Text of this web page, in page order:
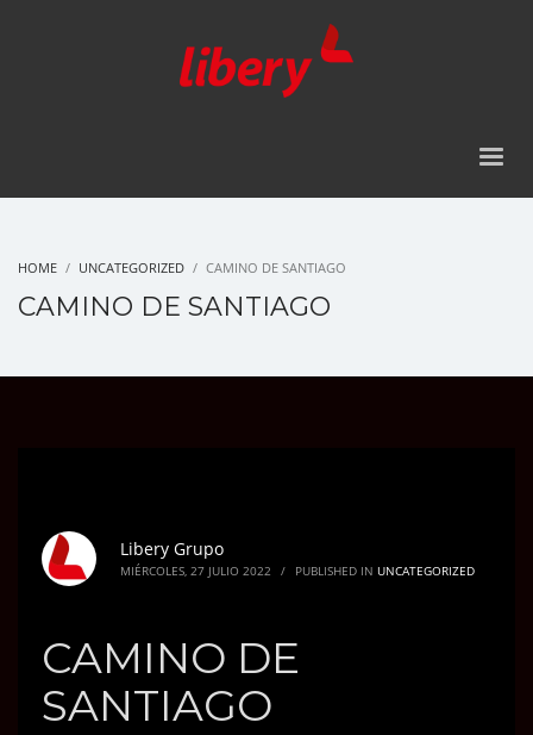
HOME UNCATEGORIZED CAMINO DE SANTIAGO
CAMINO DE SANTIAGO
Libery Grupo
MIÉRCOLES, 27 JULIO 2022 / PUBLISHED IN UNCATEGORIZED
CAMINO DE
SANTIAGO